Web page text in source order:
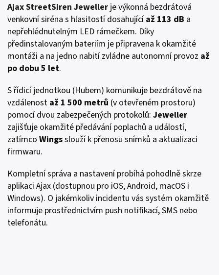
Ajax StreetSiren Jeweller je výkonná bezdrátová
venkovní siréna s hlasitostí dosahujícíaž 113 dB a
nepřehlédnutelným LED rámečkem. Díky
předinstalovaným bateriím je připravena k okamžité
montáži a na jedno nabití zvládne autonomní provoz až
po dobu 5 let.
S řídicí jednotkou (Hubem) komunikuje bezdrátově na
vzdálenost až 1 500 metrů (v otevřeném prostoru)
pomocí dvou zabezpečených protokolů: Jeweller
zajišťuje okamžité předávání poplachů a událostí,
zatímco Wingsslouží k přenosu snímků a aktualizaci
firmwaru.
Kompletní správa a nastavení probíhá pohodlně skrze
aplikaci Ajax (dostupnou pro iOS, Android, macOS i
Windows). O jakémkoliv incidentu vás systém okamžitě
informuje prostřednictvím push notifikací, SMS nebo
telefonátu.